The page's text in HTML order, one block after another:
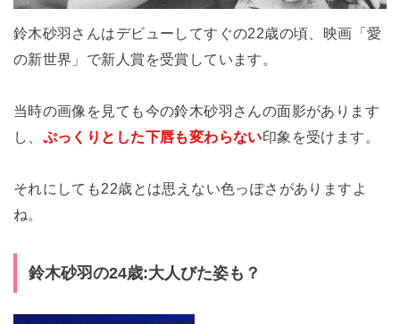
鈴木砂羽さんはデビューしてすぐの22歳の頃、映画「愛
の新世界」で新人賞を受賞しています。
当時の画像を見ても今の鈴木砂羽さんの面影があります
し、 ぷっくりとした下唇も変わらない印象を受けます。
それにしても22歳とは思えない色っぽさがありますよ
ね。
鈴木砂羽の24歳:大人びた姿も？